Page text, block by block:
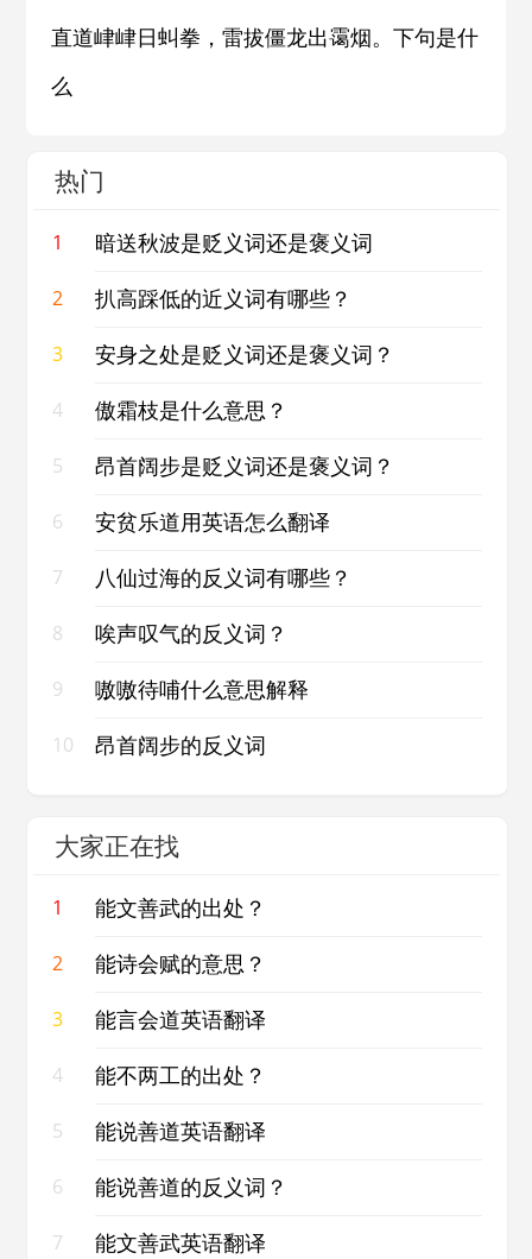
直道峍峍日虯拳，雷拔僵龙出霭烟。下句是什
么
热门
1 暗送秋波是贬义词还是褒义词
2 扒高踩低的近义词有哪些？
3 安身之处是贬义词还是褒义词？
4 傲霜枝是什么意思？
5 昂首阔步是贬义词还是褒义词？
6 安贫乐道用英语怎么翻译
7 八仙过海的反义词有哪些？
8 唉声叹气的反义词？
9 嗷嗷待哺什么意思解释
10 昂首阔步的反义词
大家正在找
1 能文善武的出处？
2 能诗会赋的意思？
3 能言会道英语翻译
4 能不两工的出处？
5 能说善道英语翻译
6 能说善道的反义词？
7 能文善武英语翻译